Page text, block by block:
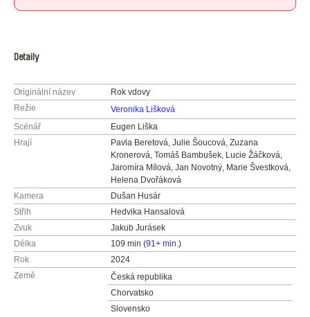
Detaily
Originální název
Rok vdovy
Režie
Veronika Lišková
Scénář
Eugen Liška
Hrají
Pavla Beretová, Julie Šoucová, Zuzana
Kronerová, Tomáš Bambušek, Lucie Žáčková,
Jaromíra Mílová, Jan Novotný, Marie Švestková,
Helena Dvořáková
Kamera
Dušan Husár
Střih
Hedvika Hansalová
Zvuk
Jakub Jurásek
Délka
109 min (91+ min.)
Rok
2024
Země
Česká republika
Chorvatsko
Slovensko